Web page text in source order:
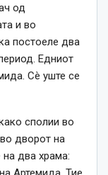
од
и во
постоеле два
Едниот
Сè уште се
сполии во
дворот на
два храма: